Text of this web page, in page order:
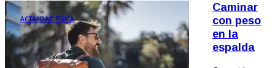
ACTIVIDAD FÍSICA
Caminar
con peso
en la
espalda